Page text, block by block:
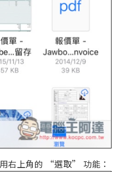
右上角的 “選取” 功能：